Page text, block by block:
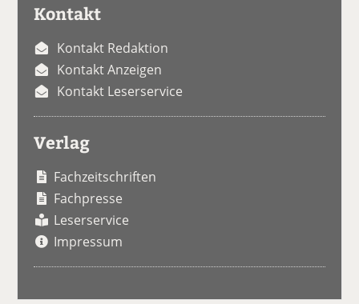
Kontakt
Kontakt Redaktion
Kontakt Anzeigen
Kontakt Leserservice
Verlag
Fachzeitschriften
Fachpresse
Leserservice
Impressum